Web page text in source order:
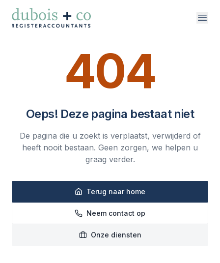
Direct naar inhoud
werken bij
contact
404
Oeps! Deze pagina bestaat niet
De pagina die u zoekt is verplaatst, verwijderd of
heeft nooit bestaan. Geen zorgen, we helpen u
graag verder.
Terug naar home
Neem contact op
Onze diensten